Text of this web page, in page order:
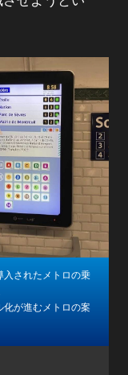
入されたメトロの​乗
化が進むメトロの案